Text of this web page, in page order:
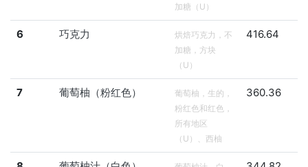
加糖（U）
6 巧克力
烘焙巧克力，不
加糖，方块
（U）
416.64
7 葡萄柚（粉红色）
葡萄柚，生的，
粉红色和红色，
所有地区
（U）、西柚
360.36